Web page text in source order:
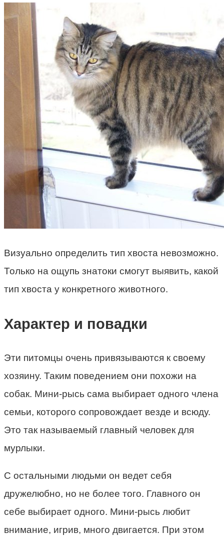
Визуально определить тип хвоста невозможно.
Только на ощупь знатоки смогут выявить, какой
тип хвоста у конкретного животного.
Характер и повадки
Эти питомцы очень привязываются к своему
хозяину. Таким поведением они похожи на
собак. Мини-рысь сама выбирает одного члена
семьи, которого сопровождает везде и всюду.
Это так называемый главный человек для
мурлыки.
С остальными людьми он ведет себя
дружелюбно, но не более того. Главного он
себе выбирает одного. Мини-рысь любит
внимание, игрив, много двигается. При этом